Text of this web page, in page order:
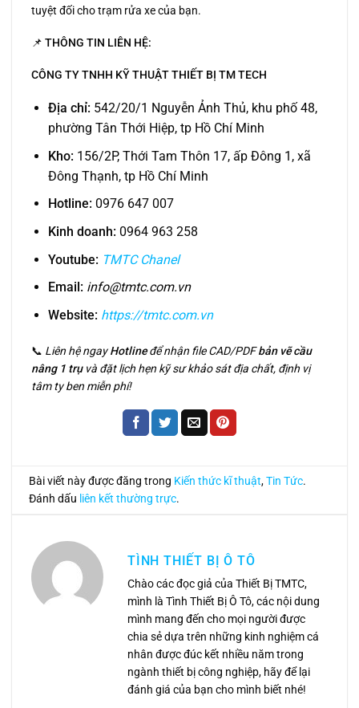
tuyệt đối cho trạm rửa xe của bạn.
📌 THÔNG TIN LIÊN HỆ:
CÔNG TY TNHH KỸ THUẬT THIẾT BỊ TM TECH
Địa chỉ: 542/20/1 Nguyễn Ảnh Thủ, khu phố 48,
phường Tân Thới Hiệp, tp Hồ Chí Minh
Kho: 156/2P, Thới Tam Thôn 17, ấp Đông 1, xã
Đông Thạnh, tp Hồ Chí Minh
Hotline: 0976 647 007
Kinh doanh: 0964 963 258
Youtube: TMTC Chanel
Email: info@tmtc.com.vn
Website: https://tmtc.com.vn
📞 Liên hệ ngayHotlineđể nhận file CAD/PDFbản vẽ cầu
nâng 1 trụvà đặt lịch hẹn kỹ sư khảo sát địa chất, định vị
tâm ty ben miễn phí!
Bài viết này được đăng trong Kiến thức kĩ thuật,Tin Tức.
Đánh dấu liên kết thường trực.
TÌNH THIẾT BỊ Ô TÔ
Chào các đọc giả của Thiết Bị TMTC,
mình là Tình Thiết Bị Ô Tô, các nội dung
mình mang đến cho mọi người được
chia sẻ dựa trên những kinh nghiệm cá
nhân được đúc kết nhiều năm trong
ngành thiết bị công nghiệp, hãy để lại
đánh giá của bạn cho mình biết nhé!